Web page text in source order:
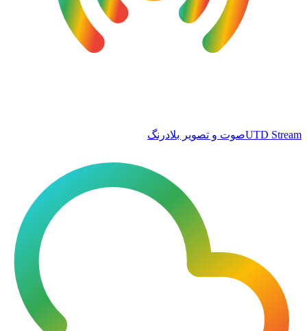
UTD Streamصوت و تصویر بلادرنگ